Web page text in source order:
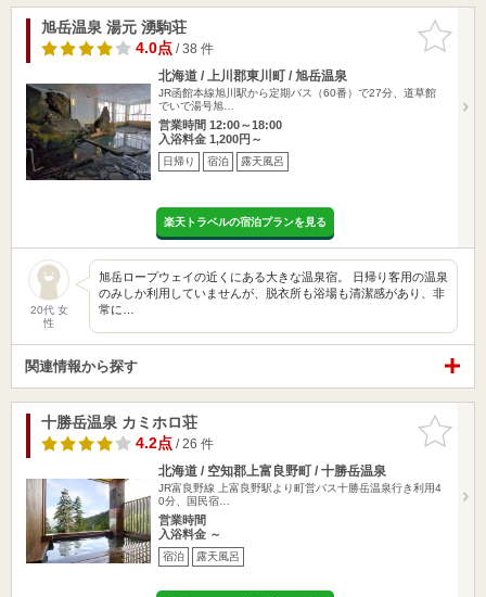
お気に入
りに追加
旭岳温泉 湯元 湧駒荘
4.0点/ 38 件
北海道 / 上川郡東川町 / 旭岳温泉
JR函館本線旭川駅から定期バス（60番）で27分、道草館
でいで湯号旭…
営業時間 12:00～18:00
入浴料金 1,200円～
日帰り 宿泊 露天風呂
楽天トラベルの宿泊プランを見る
20代 女
性
旭岳ロープウェイの近くにある大きな温泉宿。 日帰り客用の温泉
のみしか利用していませんが、脱衣所も浴場も清潔感があり、非
常に…
関連情報から探す
お気に入
りに追加
十勝岳温泉 カミホロ荘
4.2点/ 26 件
北海道 / 空知郡上富良野町 / 十勝岳温泉
JR富良野線 上富良野駅より町営バス十勝岳温泉行き利用4
0分、国民宿…
営業時間
入浴料金 ～
宿泊 露天風呂